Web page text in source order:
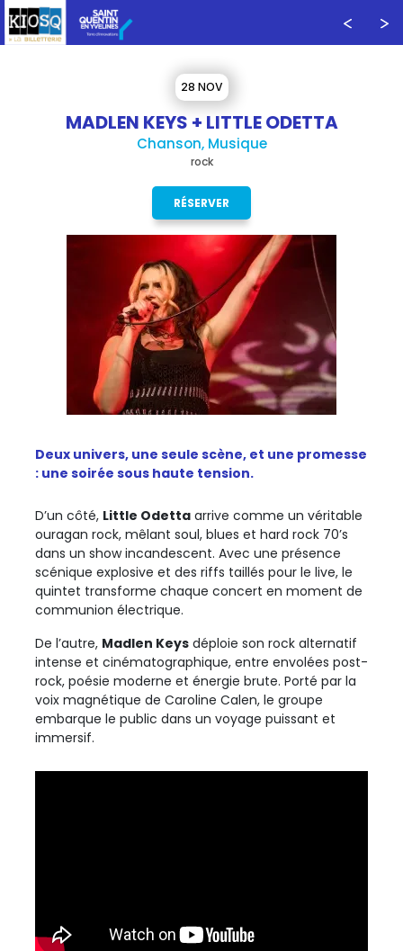
28 NOV
MADLEN KEYS + LITTLE ODETTA
Chanson, Musique
rock
RÉSERVER
Deux univers, une seule scène, et une promesse
: une soirée sous haute tension.
D’un côté, Little Odetta arrive comme un véritable
ouragan rock, mêlant soul, blues et hard rock 70’s
dans un show incandescent. Avec une présence
scénique explosive et des riffs taillés pour le live, le
quintet transforme chaque concert en moment de
communion électrique.
De l’autre, Madlen Keys déploie son rock alternatif
intense et cinématographique, entre envolées post-
rock, poésie moderne et énergie brute. Porté par la
voix magnétique de Caroline Calen, le groupe
embarque le public dans un voyage puissant et
immersif.